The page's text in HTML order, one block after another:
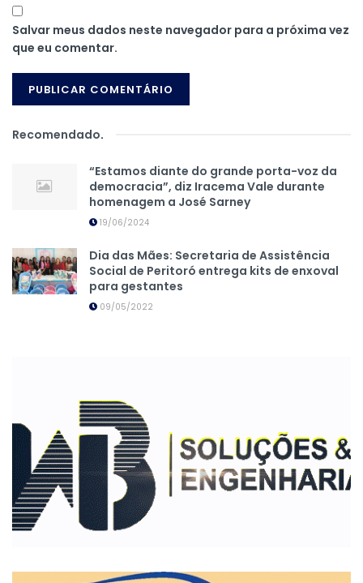
Salvar meus dados neste navegador para a próxima vez
que eu comentar.
Recomendado.
“Estamos diante do grande porta-voz da
democracia”, diz Iracema Vale durante
homenagem a José Sarney
19/06/2024
Dia das Mães: Secretaria de Assistência
Social de Peritoró entrega kits de enxoval
para gestantes
09/05/2022